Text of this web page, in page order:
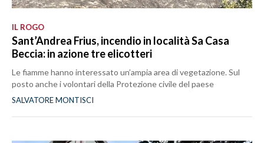
IL ROGO
Sant’Andrea Frius, incendio in località Sa Casa
Beccia: in azione tre elicotteri
Le fiamme hanno interessato un’ampia area di vegetazione. Sul
posto anche i volontari della Protezione civile del paese
SALVATORE MONTISCI